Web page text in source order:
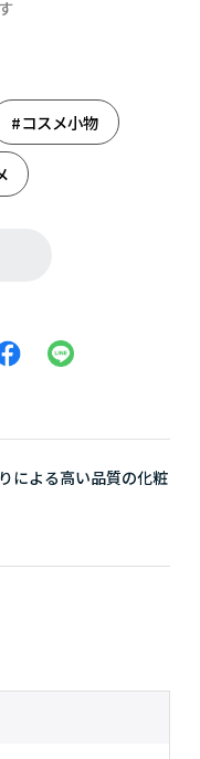
#コスメ小物
による高い品質の化粧